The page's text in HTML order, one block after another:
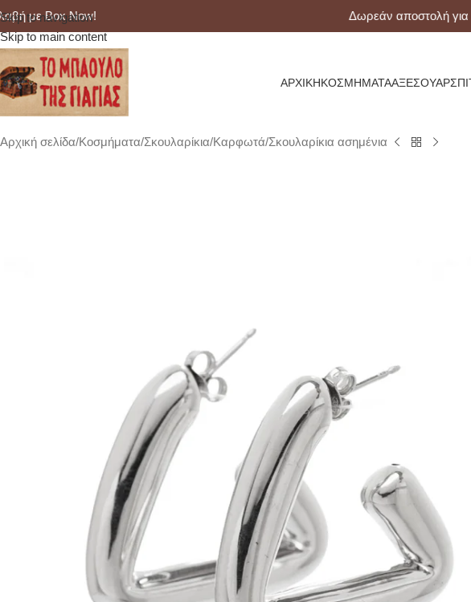
Skip to navigation
Skip to main content
Box Now! Δωρεάν αποστολή για
ΑΡΧΙΚΉΚΟΣΜΉΜΑΤΑΑΞΕΣΟΥΆΡ
Αρχική σελίδα Κοσμήματα Σκουλαρίκια Καρφωτά Σκουλαρίκια ασημένια